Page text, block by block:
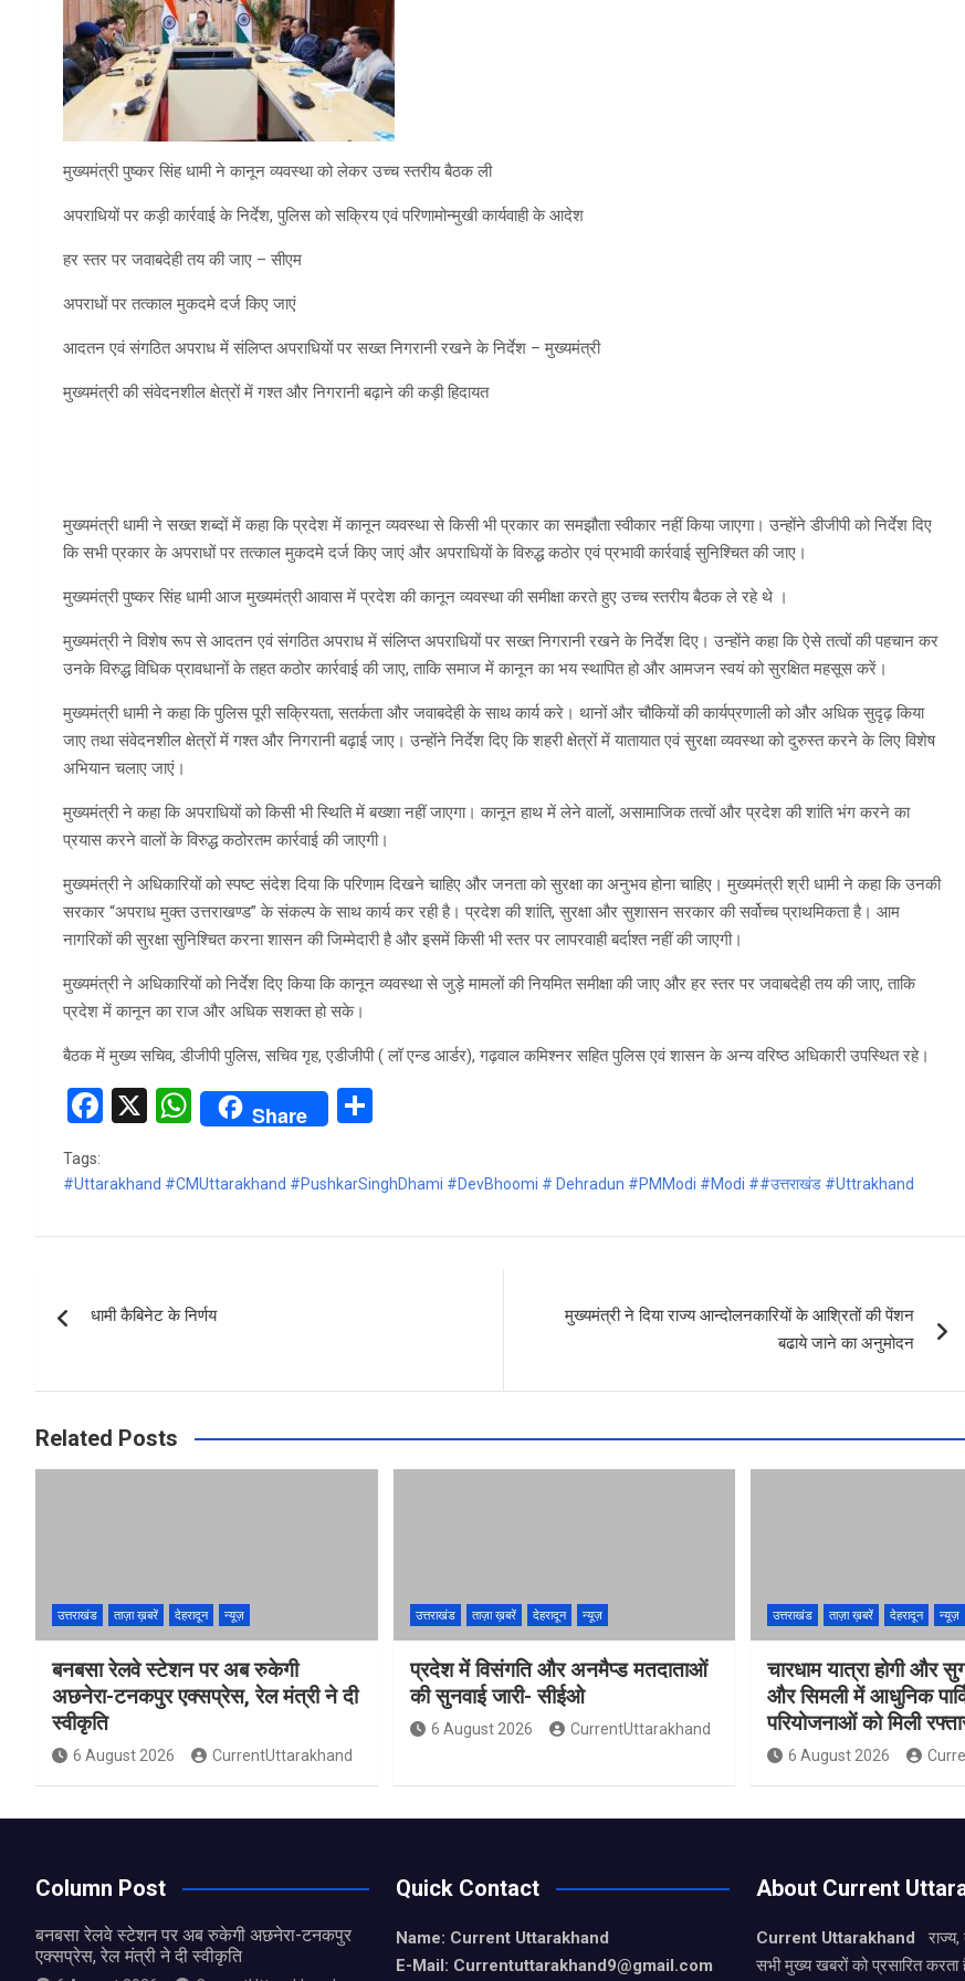
मुख्यमंत्री पुष्कर सिंह धामी ने कानून व्यवस्था को लेकर उच्च स्तरीय बैठक ली
अपराधियों पर कड़ी कार्रवाई के निर्देश, पुलिस को सक्रिय एवं परिणामोन्मुखी कार्यवाही के आदेश
हर स्तर पर जवाबदेही तय की जाए – सीएम
अपराधों पर तत्काल मुकदमे दर्ज किए जाएं
आदतन एवं संगठित अपराध में संलिप्त अपराधियों पर सख्त निगरानी रखने के निर्देश – मुख्यमंत्री
मुख्यमंत्री की संवेदनशील क्षेत्रों में गश्त और निगरानी बढ़ाने की कड़ी हिदायत
मुख्यमंत्री धामी ने सख्त शब्दों में कहा कि प्रदेश में कानून व्यवस्था से किसी भी प्रकार का समझौता स्वीकार नहीं किया जाएगा। उन्होंने डीजीपी को निर्देश दिए
कि सभी प्रकार के अपराधों पर तत्काल मुकदमे दर्ज किए जाएं और अपराधियों के विरुद्ध कठोर एवं प्रभावी कार्रवाई सुनिश्चित की जाए।
मुख्यमंत्री पुष्कर सिंह धामी आज मुख्यमंत्री आवास में प्रदेश की कानून व्यवस्था की समीक्षा करते हुए उच्च स्तरीय बैठक ले रहे थे ।
मुख्यमंत्री ने विशेष रूप से आदतन एवं संगठित अपराध में संलिप्त अपराधियों पर सख्त निगरानी रखने के निर्देश दिए। उन्होंने कहा कि ऐसे तत्वों की पहचान कर
उनके विरुद्ध विधिक प्रावधानों के तहत कठोर कार्रवाई की जाए, ताकि समाज में कानून का भय स्थापित हो और आमजन स्वयं को सुरक्षित महसूस करें।
मुख्यमंत्री धामी ने कहा कि पुलिस पूरी सक्रियता, सतर्कता और जवाबदेही के साथ कार्य करे। थानों और चौकियों की कार्यप्रणाली को और अधिक सुदृढ़ किया
जाए तथा संवेदनशील क्षेत्रों में गश्त और निगरानी बढ़ाई जाए। उन्होंने निर्देश दिए कि शहरी क्षेत्रों में यातायात एवं सुरक्षा व्यवस्था को दुरुस्त करने के लिए विशेष
अभियान चलाए जाएं।
मुख्यमंत्री ने कहा कि अपराधियों को किसी भी स्थिति में बख्शा नहीं जाएगा। कानून हाथ में लेने वालों, असामाजिक तत्वों और प्रदेश की शांति भंग करने का
प्रयास करने वालों के विरुद्ध कठोरतम कार्रवाई की जाएगी।
मुख्यमंत्री ने अधिकारियों को स्पष्ट संदेश दिया कि परिणाम दिखने चाहिए और जनता को सुरक्षा का अनुभव होना चाहिए। मुख्यमंत्री श्री धामी ने कहा कि उनकी
सरकार “अपराध मुक्त उत्तराखण्ड” के संकल्प के साथ कार्य कर रही है। प्रदेश की शांति, सुरक्षा और सुशासन सरकार की सर्वोच्च प्राथमिकता है। आम
नागरिकों की सुरक्षा सुनिश्चित करना शासन की जिम्मेदारी है और इसमें किसी भी स्तर पर लापरवाही बर्दाश्त नहीं की जाएगी।
मुख्यमंत्री ने अधिकारियों को निर्देश दिए किया कि कानून व्यवस्था से जुड़े मामलों की नियमित समीक्षा की जाए और हर स्तर पर जवाबदेही तय की जाए, ताकि
प्रदेश में कानून का राज और अधिक सशक्त हो सके।
बैठक में मुख्य सचिव, डीजीपी पुलिस, सचिव गृह, एडीजीपी ( लॉ एन्ड आर्डर), गढ़वाल कमिश्नर सहित पुलिस एवं शासन के अन्य वरिष्ठ अधिकारी उपस्थित रहे।
F
ce
o
k
X
W
h
at
A
p
Share
ar
Tags:
#Uttarakhand #CMUttarakhand #PushkarSinghDhami #DevBhoomi # Dehradun #PMModi #Modi ##उत्तराखंड #Uttrakhand
navigation
धामी कैबिनेट के निर्णय
मुख्यमंत्री ने दिया राज्य आन्दोलनकारियों के आश्रितों की पेंशन
बढाये जाने का अनुमोदन
Related Posts
उत्तराखंड ताज़ा ख़बरें देहरादून न्यूज़
बनबसा रेलवे स्टेशन पर अब रुकेगी
अछनेरा-टनकपुर एक्सप्रेस, रेल मंत्री ने दी
स्वीकृति
6 August 2026 CurrentUttarakhand
उत्तराखंड ताज़ा ख़बरें देहरादून न्यूज़
प्रदेश में विसंगति और अनमैप्ड मतदाताओं
की सुनवाई जारी- सीईओ
6 August 2026 CurrentUttarakhand
उत्तराखंड ताज़ा ख़बरें देहरादून न्यूज़
चारधाम यात्रा होगी और
और सिमली में आधुनिक
परियोजनाओं को मिली
6 August 2026
Column Post
बनबसा रेलवे स्टेशन पर अब रुकेगी अछनेरा-टनकपुर
एक्सप्रेस, रेल मंत्री ने दी स्वीकृति
Quick Contact
Name: Current Uttarakhand
E-Mail: Currentuttarakhand9@gmail.com
About Current
Current Uttarakhand
सभी मुख्य खबरों को प्रसारित करता